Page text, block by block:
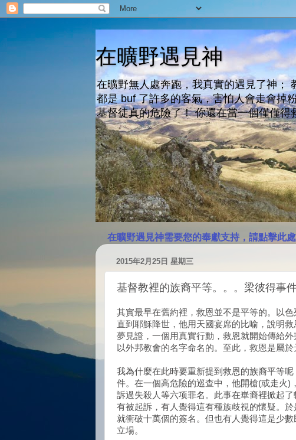
在曠野遇見神
在曠野無人處奔跑，我真實的遇見了神；
都是 buf 了許多的客氣，害怕人會走會掉
基督徒真的危險了！ 你還在當一個僅僅得
在曠野遇見神需要您的奉獻支持，請點擊此
2015年2月25日 星期三
基督教裡的族裔平等。。。梁彼得事
其實最早在舊約裡，救恩並不是平等的。以
直到耶穌降世，他用天國宴席的比喻，說明
夢見證，一個用真實行動，救恩就開始傳給
以外邦教會的名字命名的。至此，救恩是屬
我為什麼在此時要重新提到救恩的族裔平等
件。在一個高危險的巡查中，他開槍(或走火)
訴過失殺人等六项罪名 。此事在崋裔裡掀起
有被起訴，有人覺得這有種族歧視的懷疑。
就衝破十萬個的簽名。但也有人覺得這是少
立場。